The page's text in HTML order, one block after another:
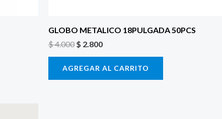
GLOBO METALICO 18PULGADA 50PCS
$4.000 $ 2.800
AGREGAR AL CARRITO